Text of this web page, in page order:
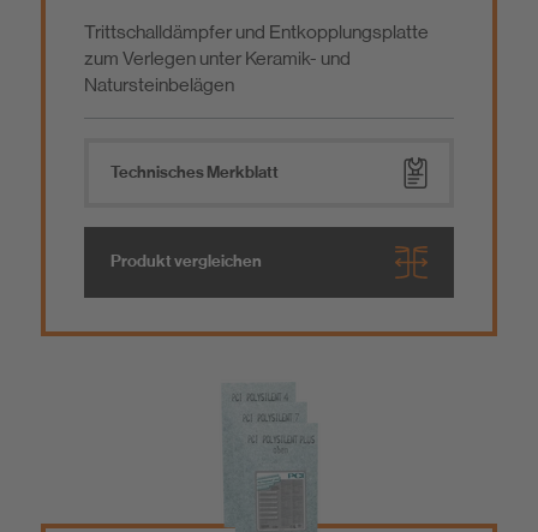
Trittschalldämpfer und Entkopplungsplatte
zum Verlegen unter Keramik- und
Natursteinbelägen
Technisches Merkblatt
Produkt vergleichen